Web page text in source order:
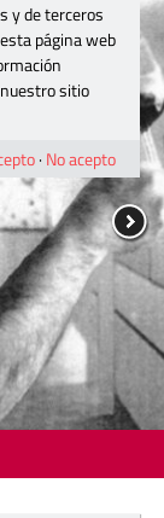
y de terceros
página web
sitio
· No acepto